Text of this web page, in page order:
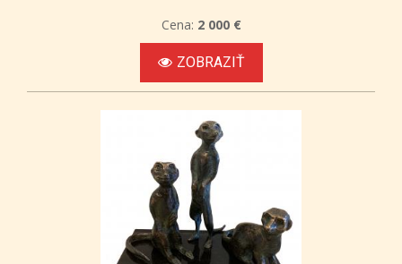
Cena: 2 000 €
ZOBRAZIŤ